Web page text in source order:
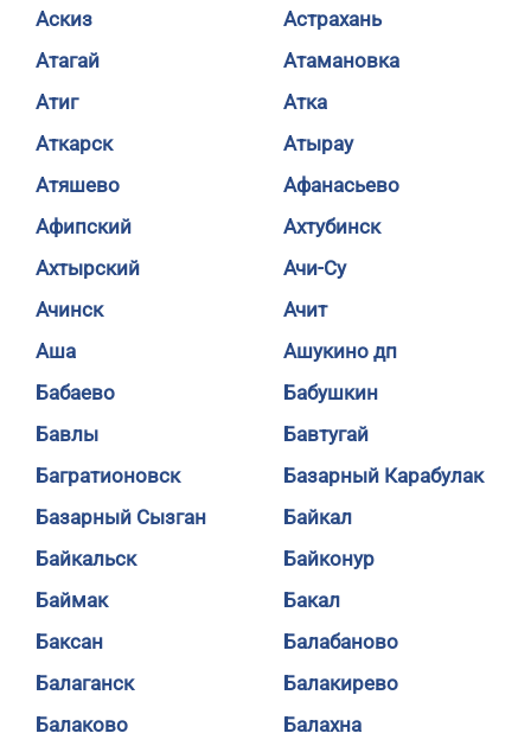
Аскиз
Астрахань
Атагай
Атамановка
Атиг
Атка
Аткарск
Атырау
Атяшево
Афанасьево
Афипский
Ахтубинск
Ахтырский
Ачи-Су
Ачинск
Ачит
Аша
Ашукино дп
Бабаево
Бабушкин
Бавлы
Бавтугай
Багратионовск
Базарный Карабулак
Базарный Сызган
Байкал
Байкальск
Байконур
Баймак
Бакал
Баксан
Балабаново
Балаганск
Балакирево
Балаково
Балахна